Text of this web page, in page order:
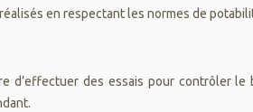
en respectant les normes de
d’effectuer des essais pour contrôler